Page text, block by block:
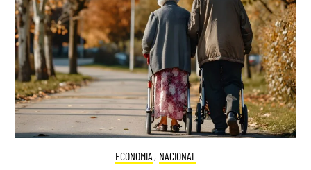
ECONOMIA , NACIONAL